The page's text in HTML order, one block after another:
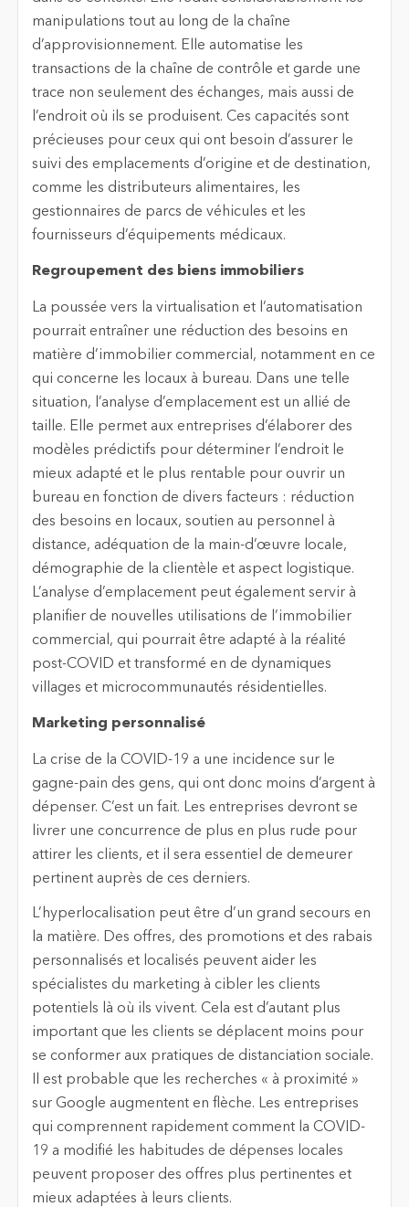
manipulations tout au long de la chaîne
d’approvisionnement. Elle automatise les
transactions de la chaîne de contrôle et garde une
trace non seulement des échanges, mais aussi de
l’endroit où ils se produisent. Ces capacités sont
précieuses pour ceux qui ont besoin d’assurer le
suivi des emplacements d’origine et de destination,
comme les distributeurs alimentaires, les
gestionnaires de parcs de véhicules et les
fournisseurs d’équipements médicaux.
Regroupement des biens immobiliers
La poussée vers la virtualisation et l’automatisation
pourrait entraîner une réduction des besoins en
matière d’immobilier commercial, notamment en ce
qui concerne les locaux à bureau. Dans une telle
situation, l’analyse d’emplacement est un allié de
taille. Elle permet aux entreprises d’élaborer des
modèles prédictifs pour déterminer l’endroit le
mieux adapté et le plus rentable pour ouvrir un
bureau en fonction de divers facteurs : réduction
des besoins en locaux, soutien au personnel à
distance, adéquation de la main-d’œuvre locale,
démographie de la clientèle et aspect logistique.
L’analyse d’emplacement peut également servir à
planifier de nouvelles utilisations de l’immobilier
commercial, qui pourrait être adapté à la réalité
post-COVID et transformé en de dynamiques
villages et microcommunautés résidentielles.
Marketing personnalisé
La crise de la COVID-19 a une incidence sur le
gagne-pain des gens, qui ont donc moins d’argent à
dépenser. C’est un fait. Les entreprises devront se
livrer une concurrence de plus en plus rude pour
attirer les clients, et il sera essentiel de demeurer
pertinent auprès de ces derniers.
L’hyperlocalisation peut être d’un grand secours en
la matière. Des offres, des promotions et des rabais
personnalisés et localisés peuvent aider les
spécialistes du marketing à cibler les clients
potentiels là où ils vivent. Cela est d’autant plus
important que les clients se déplacent moins pour
se conformer aux pratiques de distanciation sociale.
Il est probable que les recherches « à proximité »
sur Google augmentent en flèche. Les entreprises
qui comprennent rapidement comment la COVID-
19 a modifié les habitudes de dépenses locales
peuvent proposer des offres plus pertinentes et
mieux adaptées à leurs clients.